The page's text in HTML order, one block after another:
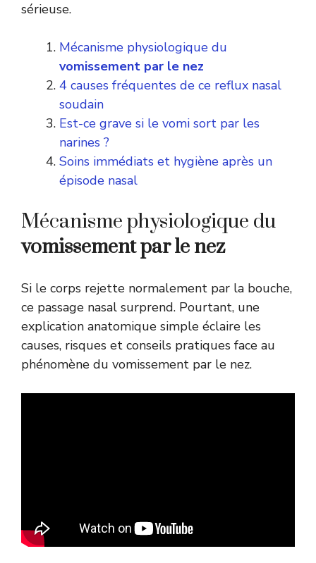
sérieuse.
Mécanisme physiologique du
vomissement par le nez
4 causes fréquentes de ce reflux nasal
soudain
Est-ce grave si le vomi sort par les
narines ?
Soins immédiats et hygiène après un
épisode nasal
Mécanisme physiologique du
vomissement par le nez
Si le corps rejette normalement par la bouche,
ce passage nasal surprend. Pourtant, une
explication anatomique simple éclaire les
causes, risques et conseils pratiques face au
phénomène du vomissement par le nez.